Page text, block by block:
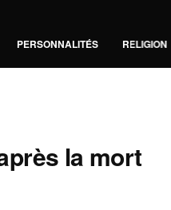
PERSONNALITÉS RELIGION
la mort